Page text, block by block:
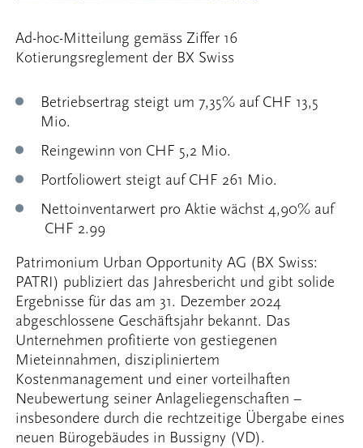
Ad-hoc-Mitteilung gemäss Ziffer 16
Kotierungsreglement der BX Swiss
Betriebsertrag steigt um 7,35% auf CHF 13,5
Mio.
Reingewinn von CHF 5,2 Mio.
Portfoliowert steigt auf CHF 261 Mio.
Nettoinventarwert pro Aktie wächst 4,90% auf
CHF 2.99
Patrimonium Urban Opportunity AG (BX Swiss:
PATRI) publiziert das Jahresbericht und gibt solide
Ergebnisse für das am 31. Dezember 2024
abgeschlossene Geschäftsjahr bekannt. Das
Unternehmen profitierte von gestiegenen
Mieteinnahmen, diszipliniertem
Kostenmanagement und einer vorteilhaften
Neubewertung seiner Anlageliegenschaften –
insbesondere durch die rechtzeitige Übergabe eines
neuen Bürogebäudes in Bussigny (VD).